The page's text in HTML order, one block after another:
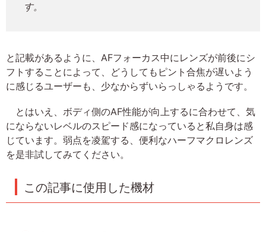
す。
と記載があるように、AFフォーカス中にレンズが前後にシ
フトすることによって、どうしてもピント合焦が遅いよう
に感じるユーザーも、少なからずいらっしゃるようです。
とはいえ、ボディ側のAF性能が向上するに合わせて、気
にならないレベルのスピード感になっていると私自身は感
じています。弱点を凌駕する、便利なハーフマクロレンズ
を是非試してみてください。
この記事に使用した機材